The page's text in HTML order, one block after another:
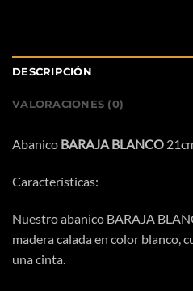
DESCRIPCIÓN
VALORACIONES (0)
Abanico BARAJA BLANCO
Características:
Nuestro abanico BARAJA
madera calada en color blanco,
una cinta.